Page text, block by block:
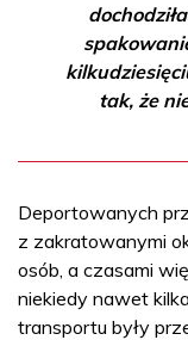
tak, że
Deportowanych
z zakratowanymi
osób, a czasami
niekiedy nawet
transportu były